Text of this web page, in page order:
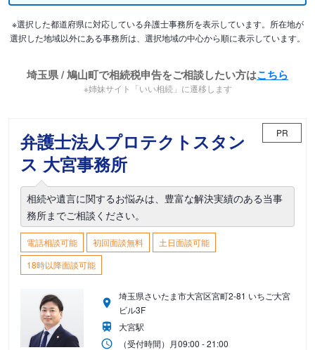
※選択した都道府県に対応している弁護士事務所を表示しています。所在地が
選択した地域以外にある事務所は、選択地域の中心から順に表示しています。
埼玉県 / 鳩山町で相続税申告をご相談したい方はこちら
※姉妹サイト「いい相続」に遷移します
弁護士法人プロテクトスタン
ス 大宮事務所
PR
相続や遺言に関するお悩みは、豊富な解決実績のある当事
務所までご相談ください。
電話相談可能 初回面談無料
土日面談可能
18時以降面談可能
埼玉県さいたま市大宮区宮町2-81 いちご大宮
ビル3F
大宮駅
（受付時間） 月09:00 - 21:00